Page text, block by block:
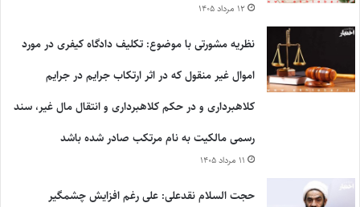
۱۲ مرداد ۱۴۰۵
نظریه مشورتی با موضوع: تکلیف دادگاه کیفری در مورد
اموال غیر منقول که در اثر ارتکاب جرایم در جرایم
کلاهبرداری و در حکم کلاهبرداری و انتقال مال غیر، سند
رسمی مالکیت به نام مرتکب صادر شده باشد
۱۱ مرداد ۱۴۰۵
حجت السلام نقدعلی: علی رغم افزایش چشمگیر